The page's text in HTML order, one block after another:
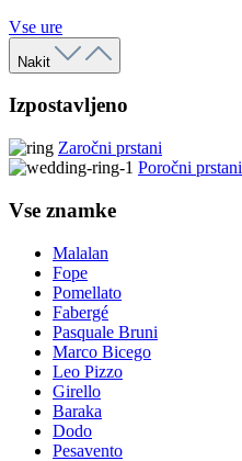
Vse ure
Nakit
Izpostavljeno
Zaročni prstani
Poročni prstani
Vse znamke
Malalan
Fope
Pomellato
Fabergé
Pasquale Bruni
Marco Bicego
Leo Pizzo
Girello
Baraka
Dodo
Pesavento